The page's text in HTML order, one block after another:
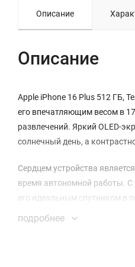
Описание
Описание
Apple iPhone 16 Plus 512 ГБ,
его впечатляющим весом в
развлечений. Яркий OLED-
солнечный день, а
Сердцем устройства
время автономной работы. С
его идеальным спутником в
Камера iPhone 16 Plus – это
подробнее